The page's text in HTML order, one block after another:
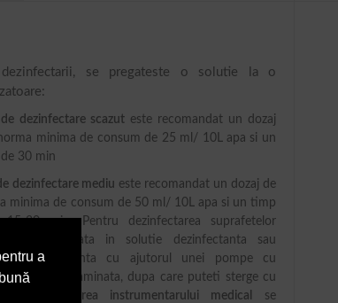
a
se pregateste o solutie la o
dezinfectare scazuteste recomandat un dozaj
minima de consum de 25 ml/ 10L apa si un
30 min
dezinfectare mediu este recomandat un dozaj de
minima de consum de 50 ml/ 10L apa si un timp
30 min. Pentru dezinfectarea suprafetelor
inmuiata in solutie dezinfectanta sau
dezinfectanta cu ajutorul unei pompe cu
contaminata, dupa care puteti sterge cu
dezinfectarea instrumentarului medical
se